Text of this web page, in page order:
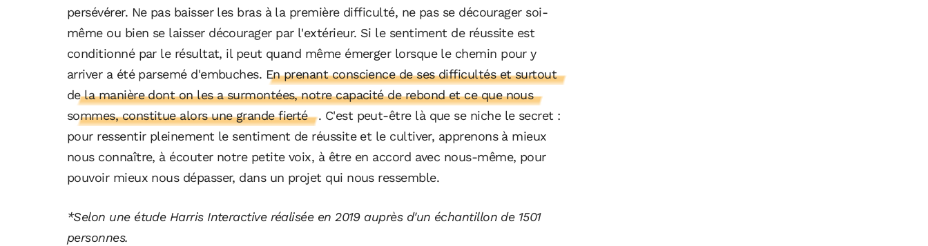
persévérer. Ne pas baisser les bras à la première difficulté, ne pas se décourager soi-
même ou bien se laisser décourager par l'extérieur. Si le sentiment de réussite est
conditionné par le résultat, il peut quand même émerger lorsque le chemin pour y
arriver a été parsemé d'embuches. En prenant conscience de ses difficultés et surtout
de la manière dont on les a surmontées, notre capacité de rebond et ce que nous
sommes, constitue alors une grande fierté
. C'est peut-être là que se niche le secret :
pour ressentir pleinement le sentiment de réussite et le cultiver, apprenons à mieux
nous connaître, à écouter notre petite voix, à être en accord avec nous-même, pour
pouvoir mieux nous dépasser, dans un projet qui nous ressemble.
*Selon une étude Harris Interactive réalisée en 2019 auprès d'un échantillon de 1501
personnes.